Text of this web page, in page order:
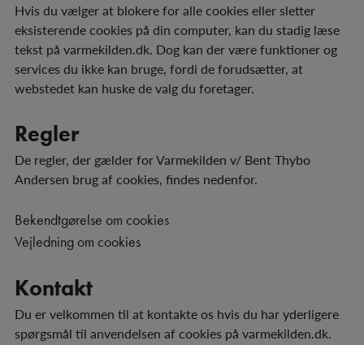
Hvis du vælger at blokere for alle cookies eller sletter
eksisterende cookies på din computer, kan du stadig læse
tekst på varmekilden.dk. Dog kan der være funktioner og
services du ikke kan bruge, fordi de forudsætter, at
webstedet kan huske de valg du foretager.
Regler
De regler, der gælder for Varmekilden v/ Bent Thybo
Andersen brug af cookies, findes nedenfor.
Bekendtgørelse om cookies
Vejledning om cookies
Kontakt
Du er velkommen til at kontakte os hvis du har yderligere
spørgsmål til anvendelsen af cookies på varmekilden.dk.